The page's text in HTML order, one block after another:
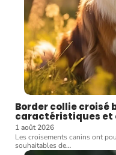
Border collie croisé
caractéristiques et
1 août 2026
Les croisements canins ont
souhaitables de…